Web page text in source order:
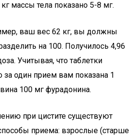
массы тела показано 5-8 мг.
ваш вес 62 кг, вы должны
на 100. Получилось 4,96
Учитывая, что таблетки
за один прием вам показана 1
100 мг фурадонина.
при цистите существуют
приема: взрослые (старше